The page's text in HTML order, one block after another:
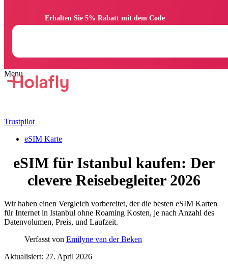
Trustpilot
eSIM Karte
eSIM für Istanbul kaufen: Der
clevere Reisebegleiter 2026
Wir haben einen Vergleich vorbereitet, der die besten eSIM Karten
für Internet in Istanbul ohne Roaming Kosten, je nach Anzahl des
Datenvolumen, Preis, und Laufzeit.
Verfasst von Emilyne van der Beken
Aktualisiert: 27. April 2026